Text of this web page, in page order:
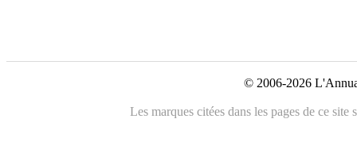
© 2006-2026
Les marques citées dans les pages de ce